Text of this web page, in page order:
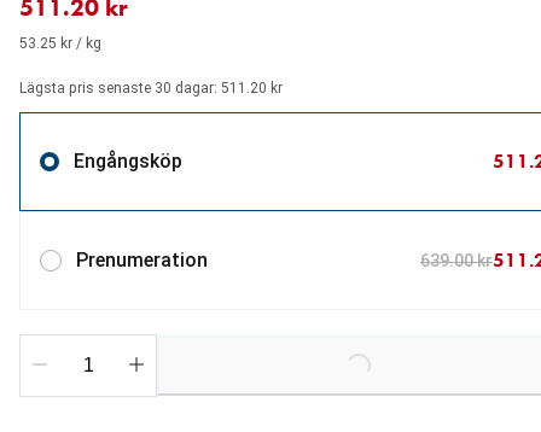
511.20 kr
53.25 kr / kg
Lägsta pris senaste 30 dagar: 511.20 kr
Engångsköp
Prenumeration 639.00 kr
Loading...